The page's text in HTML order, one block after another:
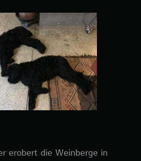
erobert die Weinberge in